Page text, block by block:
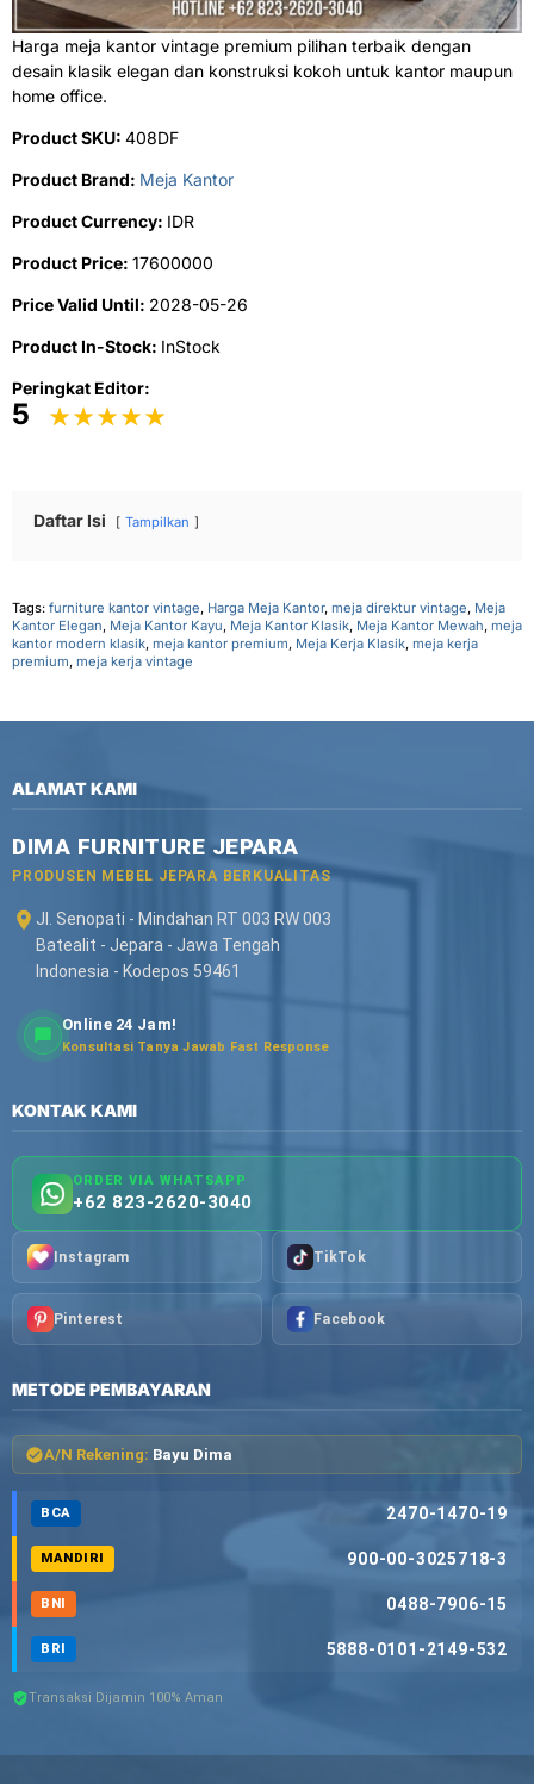
Harga meja kantor vintage premium pilihan terbaik dengan
desain klasik elegan dan konstruksi kokoh untuk kantor maupun
home office.
Product SKU: 408DF
Product Brand: Meja Kantor
Product Currency: IDR
Product Price: 17600000
Price Valid Until: 2028-05-26
Product In-Stock: InStock
Peringkat Editor:
5
Daftar Isi Tampilkan
Tags: furniture kantor vintage, Harga Meja Kantor, meja direktur vintage, Meja
Kantor Elegan, Meja Kantor Kayu, Meja Kantor Klasik, Meja Kantor Mewah, meja
kantor modern klasik, meja kantor premium, Meja Kerja Klasik, meja kerja
premium, meja kerja vintage
ALAMAT KAMI
DIMA FURNITURE JEPARA
PRODUSEN MEBEL JEPARA BERKUALITAS
Jl. Senopati - Mindahan RT 003 RW 003
Batealit - Jepara - Jawa Tengah
Indonesia - Kodepos 59461
Online 24 Jam!
Konsultasi Tanya Jawab Fast Response
KONTAK KAMI
ORDER VIA WHATSAPP
+62 823-2620-3040
Instagram TikTok
Pinterest Facebook
METODE PEMBAYARAN
A/N Rekening: Bayu Dima
BCA 2470-1470-19
MANDIRI 900-00-3025718-3
BNI 0488-7906-15
BRI 5888-0101-2149-532
Transaksi Dijamin 100% Aman